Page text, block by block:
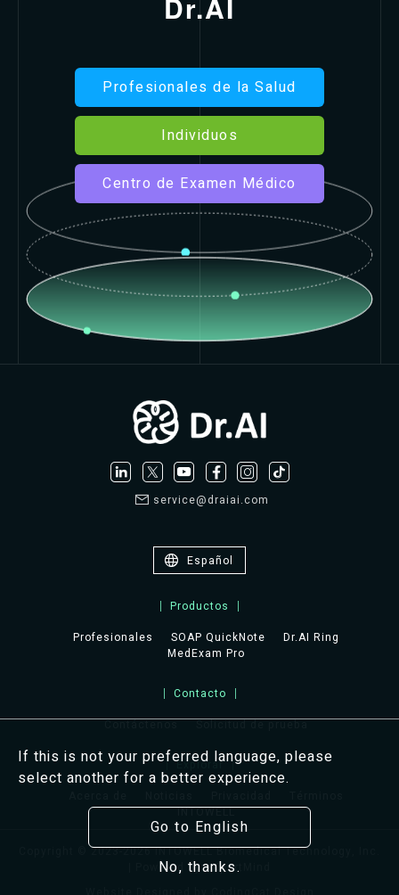
If this is not your preferred language, please
select another for a better experience.
Go to English
No, thanks.
Dr.AI
Profesionales de la Salud
Individuos
Centro de Examen Médico
Español
Productos
Profesionales
SOAP QuickNote
Dr.AI Ring
MedExam Pro
Contacto
Contáctenos
Solicitud de prueba
Explorar
INTOWELL
service@draiai.com
Copyright © 2023-2026 INTOWELL Biomedical Technology, Inc.
| Powered by eXpertMind